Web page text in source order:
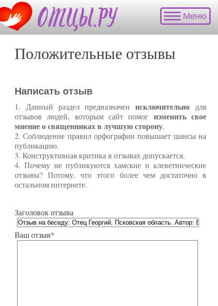
Меню
Положительные отзывы
Написать отзыв
1. Данный раздел предназначенисключительно для
отзывов людей, которым сайт помог изменить свое
мнение о священниках в лучшую сторону.
2. Соблюдение правил орфографии повышает шансы на
публикацию.
3. Конструктивная критика в отзывах допускается.
4. Почему не публикуются хамские и клеветнические
отзывы? Потому, что этого более чем достаточно в
остальном интернете.
Заголовок отзыва
Ваш отзыв*